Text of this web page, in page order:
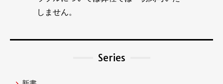
しません。
Series